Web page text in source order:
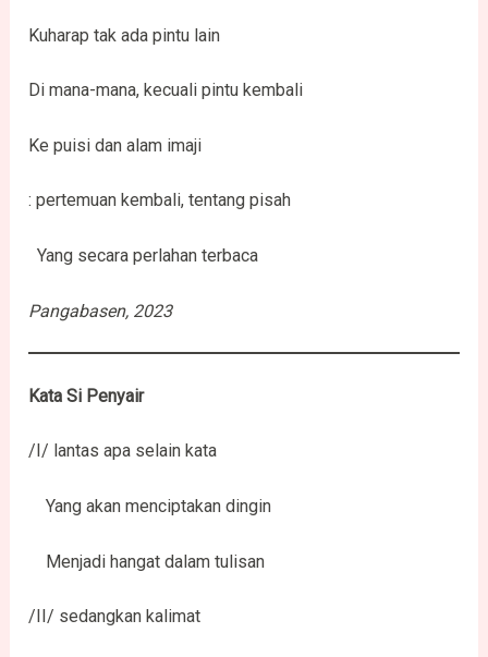
Kuharap tak ada pintu lain
Di mana-mana, kecuali pintu kembali
Ke puisi dan alam imaji
: pertemuan kembali, tentang pisah
Yang secara perlahan terbaca
Pangabasen, 2023
Kata Si Penyair
/I/ lantas apa selain kata
Yang akan menciptakan dingin
Menjadi hangat dalam tulisan
/II/ sedangkan kalimat